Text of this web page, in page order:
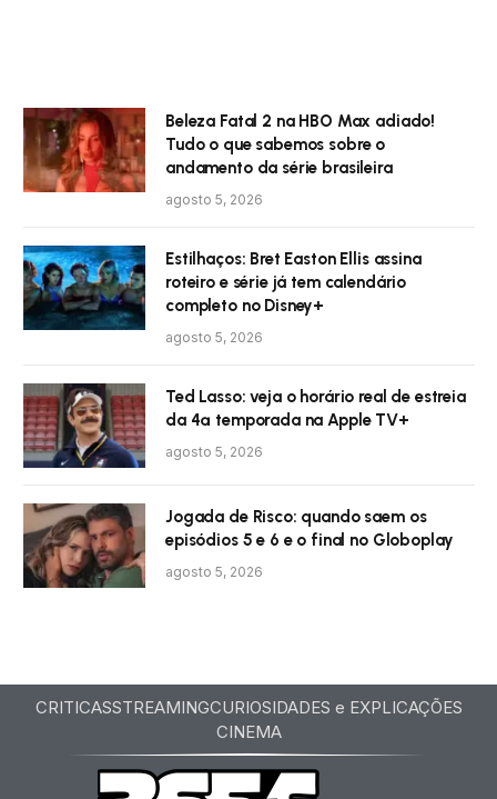
Beleza Fatal 2 na HBO Max adiado!
Tudo o que sabemos sobre o
andamento da série brasileira
agosto 5, 2026
Estilhaços: Bret Easton Ellis assina
roteiro e série já tem calendário
completo no Disney+
agosto 5, 2026
Ted Lasso: veja o horário real de estreia
da 4ª temporada na Apple TV+
agosto 5, 2026
Jogada de Risco: quando saem os
episódios 5 e 6 e o final no Globoplay
agosto 5, 2026
CRITICASSTREAMINGCURIOSIDADES e EXPLICAÇÕES
CINEMA